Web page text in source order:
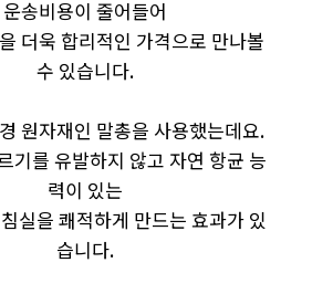
운송비용이 줄어들어
더욱 합리적인 가격으로 만나볼
수 있습니다.
원자재인 말총을 사용했는데요.
기를 유발하지 않고 자연 항균 능
력이 있는
실을 쾌적하게 만드는 효과가 있
습니다.